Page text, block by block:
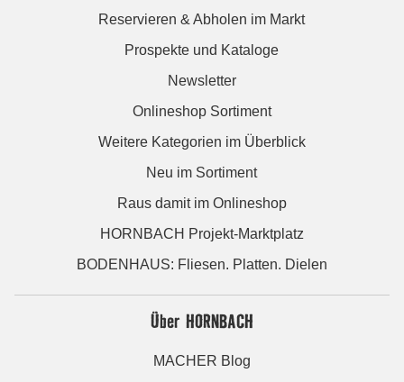
Reservieren & Abholen im Markt
Prospekte und Kataloge
Newsletter
Onlineshop Sortiment
Weitere Kategorien im Überblick
Neu im Sortiment
Raus damit im Onlineshop
HORNBACH Projekt-Marktplatz
BODENHAUS: Fliesen. Platten. Dielen
Über HORNBACH
MACHER Blog